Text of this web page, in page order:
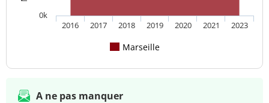
Marseille
2016 2017 2018 2019 2020 2021 2023
0k
A ne pas manquer